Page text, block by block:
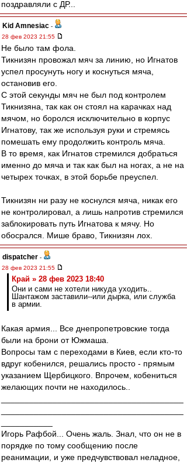
поздравляли с ДР...
Kid Amnesiac -
28 фев 2023 21:55
Не было там фола.
Тикнизян провожал мяч за линию, но Игнатов
успел просунуть ногу и коснуться мяча,
остановив его.
С этой секунды мяч не был под контролем
Тикнизяна, так как он стоял на карачках над
мячом, но боролся исключительно в корпус
Игнатову, так же используя руки и стремясь
помешать ему продолжить контроль мяча.
В то время, как Игнатов стремился добраться
именно до мяча и так как был на ногах, а не на
четырех точках, в этой борьбе преуспел.
Тикнизян ни разу не коснулся мяча, никак его
не контролировал, а лишь напротив стремился
заблокировать путь Игнатова к мячу. Но
обосрался. Мише браво, Тикнизян лох.
dispatcher -
28 фев 2023 21:55
Край » 28 фев 2023 18:40
Они и сами не хотели никуда уходить..
Шантажом заставили--или дырка, или служба
в армии.
Какая армия... Все днепропетровские тогда
были на брони от Южмаша.
Вопросы там с переходами в Киев, если кто-то
вдруг кобенился, решались просто - прямым
указанием Щербицкого. Впрочем, кобениться
желающих почти не находилось..
Игорь Рафбой... Очень жаль. Знал, что он не в
порядке по тому сообщению после
реанимации, и уже предчувствовал неладное,